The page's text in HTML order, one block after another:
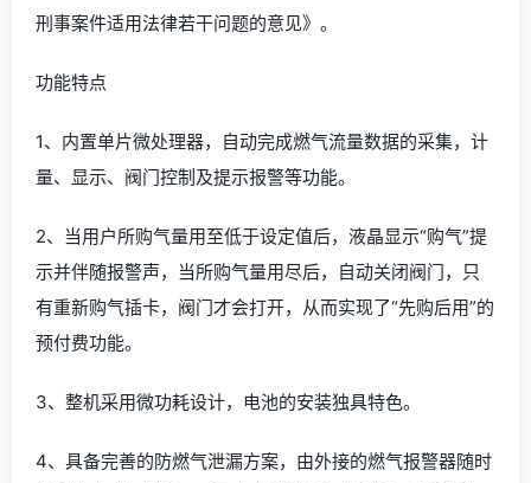
刑事案件适用法律若干问题的意见》。
功能特点
1、内置单片微处理器，自动完成燃气流量数据的采集，计
量、显示、阀门控制及提示报警等功能。
2、当用户所购气量用至低于设定值后，液晶显示“购气”提
示并伴随报警声，当所购气量用尽后，自动关闭阀门，只
有重新购气插卡，阀门才会打开，从而实现了“先购后用”的
预付费功能。
3、整机采用微功耗设计，电池的安装独具特色。
4、具备完善的防燃气泄漏方案，由外接的燃气报警器随时